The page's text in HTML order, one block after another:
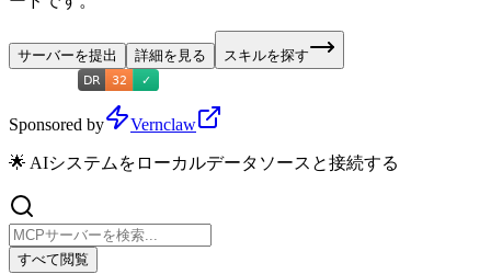
サーバーを提出 詳細を見る スキルを探す
Sponsored by Vernclaw
🌟 AIシステムをローカルデータソースと接続する
すべて閲覧